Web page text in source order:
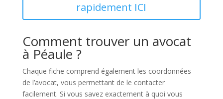
rapidement ICI
Comment trouver un avocat
à Péaule ?
Chaque fiche comprend également les coordonnées
de l’avocat, vous permettant de le contacter
facilement. Si vous savez exactement à quoi vous